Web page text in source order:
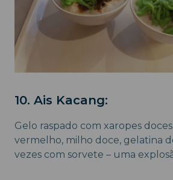
10. Ais Kacang:
Gelo raspado com xaropes
vermelho, milho doce, gelatina
vezes com sorvete – uma